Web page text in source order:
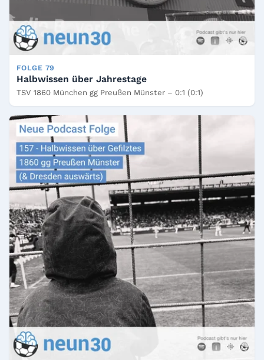
FOLGE 79
Halbwissen über Jahrestage
TSV 1860 München gg Preußen Münster – 0:1 (0:1)